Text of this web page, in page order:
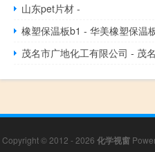
山东pet片材 -
橡塑保温板b1 - 华美橡塑保温
茂名市广地化工有限公司 - 茂
Copyright © 2012 - 2026 化学视窗